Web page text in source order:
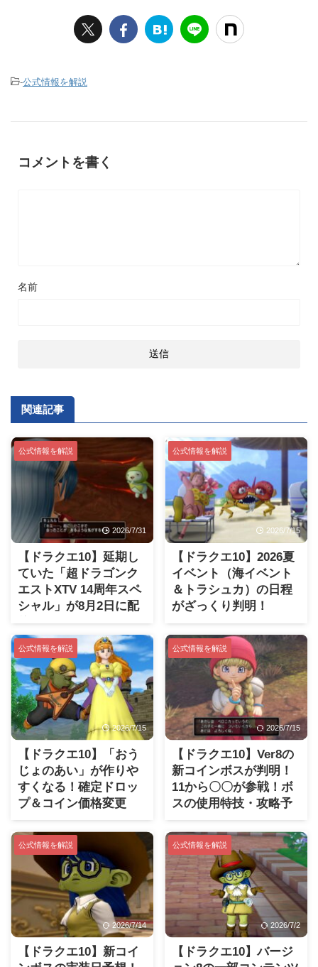
-公式情報を解説
コメントを書く
名前
関連記事
公式情報を解説
2026/7/31
【ドラクエ10】延期し
ていた「超ドラゴンク
エストXTV 14周年スペ
シャル」が8月2日に配
信
公式情報を解説
2026/7/15
【ドラクエ10】2026夏
イベント（海イベント
＆トラシュカ）の日程
がざっくり判明！
公式情報を解説
2026/7/15
【ドラクエ10】「おう
じょのあい」が作りや
すくなる！確定ドロッ
プ＆コイン価格変更
(Ver8)
公式情報を解説
2026/7/15
【ドラクエ10】Ver8の
新コインボスが判明！
11から〇〇が参戦！ボ
スの使用特技・攻略予
想など
公式情報を解説
2026/7/14
【ドラクエ10】新コイ
公式情報を解説
2026/7/2
【ドラクエ10】バージ